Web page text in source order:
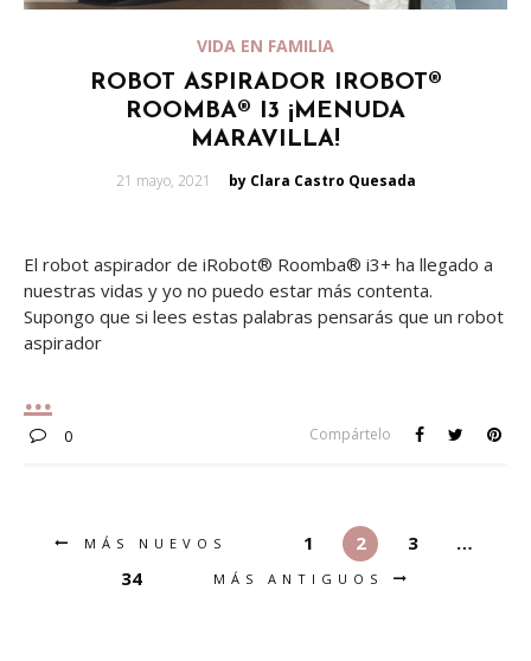
VIDA EN FAMILIA
ROBOT ASPIRADOR IROBOT®
ROOMBA® I3 ¡MENUDA
MARAVILLA!
Posted
21 mayo, 2021 by Clara Castro Quesada
El robot aspirador de iRobot® Roomba® i3+ ha llegado a
nuestras vidas y yo no puedo estar más contenta.
Supongo que si lees estas palabras pensarás que un robot
aspirador
0 Compártelo
MÁS NUEVOS 1 2 3
…
34
MÁS ANTIGUOS